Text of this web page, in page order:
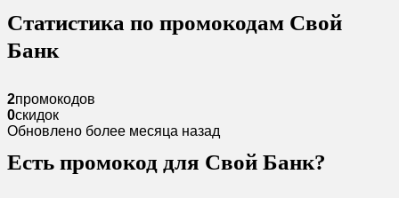
Статистика по промокодам Свой
Банк
2промокодов
0скидок
Обновлено более месяца назад
Есть промокод для Свой Банк?